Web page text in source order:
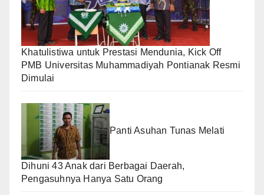
Khatulistiwa untuk Prestasi Mendunia, Kick Off
PMB Universitas Muhammadiyah Pontianak Resmi
Dimulai
Panti Asuhan Tunas Melati
Dihuni 43 Anak dari Berbagai Daerah,
Pengasuhnya Hanya Satu Orang